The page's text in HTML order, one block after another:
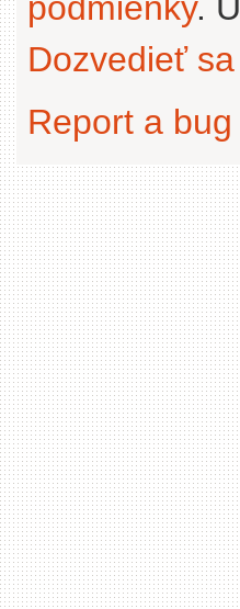
Dozvedieť
Report a